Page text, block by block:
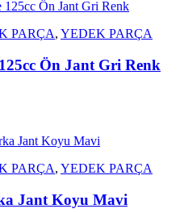
PARÇA, YEDEK PARÇA
Ön Jant Gri Renk
PARÇA, YEDEK PARÇA
Jant Koyu Mavi